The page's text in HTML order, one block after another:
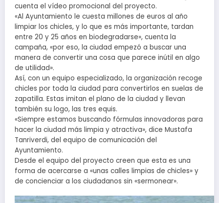
cuenta el vídeo promocional del proyecto.
«Al Ayuntamiento le cuesta millones de euros al año
limpiar los chicles, y lo que es más importante, tardan
entre 20 y 25 años en biodegradarse», cuenta la
campaña, «por eso, la ciudad empezó a buscar una
manera de convertir una cosa que parece inútil en algo
de utilidad».
Así, con un equipo especializado, la organización recoge
chicles por toda la ciudad para convertirlos en suelas de
zapatilla. Estas imitan el plano de la ciudad y llevan
también su logo, las tres equis.
«Siempre estamos buscando fórmulas innovadoras para
hacer la ciudad más limpia y atractiva», dice Mustafa
Tanriverdi, del equipo de comunicación del
Ayuntamiento.
Desde el equipo del proyecto creen que esta es una
forma de acercarse a «unas calles limpias de chicles» y
de concienciar a los ciudadanos sin «sermonear».